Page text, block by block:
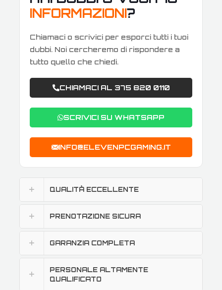
INFORMAZIONI?
Chiamaci o scrivici per esporci tutti i tuoi
dubbi. Noi cercheremo di rispondere a
tutto quello che chiedi.
CHIAMACI AL 375 820 0110
SCRIVICI SU WHATSAPP
INFO@ELEVENPCGAMING.IT
QUALITÀ ECCELLENTE
PRENOTAZIONE SICURA
GARANZIA COMPLETA
PERSONALE ALTAMENTE
QUALIFICATO